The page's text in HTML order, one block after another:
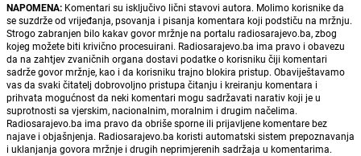
NAPOMENA: Komentari su isključivo lični stavovi autora. Molimo korisnike da
se suzdrže od vrijeđanja, psovanja i pisanja komentara koji podstiču na mržnju.
Strogo zabranjen bilo kakav govor mržnje na portalu radiosarajevo.ba, zbog
kojeg možete biti krivično procesuirani. Radiosarajevo.ba ima pravo i obavezu
da na zahtjev zvaničnih organa dostavi podatke o korisniku čiji komentari
sadrže govor mržnje, kao i da korisniku trajno blokira pristup. Obaviještavamo
vas da svaki čitatelj dobrovoljno pristupa čitanju i kreiranju komentara i
prihvata mogućnost da neki komentari mogu sadržavati narativ koji je u
suprotnosti sa vjerskim, nacionalnim, moralnim i drugim načelima.
Radiosarajevo.ba ima pravo da obriše sporne ili prijavljene komentare bez
najave i objašnjenja. Radiosarajevo.ba koristi automatski sistem prepoznavanja
i uklanjanja govora mržnje i drugih neprimjerenih sadržaja u komentarima.